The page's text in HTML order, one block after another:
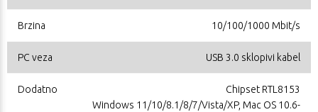
Brzina 10/100/1000 Mbit/s
PC veza USB 3.0 sklopivi kabel
Dodatno
Chipset RTL8153
Windows 11/10/8.1/8/7/Vista/XP, Mac OS 10.6-